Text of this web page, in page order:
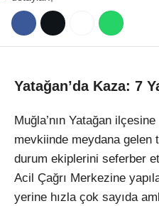
Yatağan’da Kaza: 7
Muğla’nın Yatağan
mevkiinde meydana gelen
durum ekiplerini seferber
Acil Çağrı Merkezine
yerine hızla çok sayıda